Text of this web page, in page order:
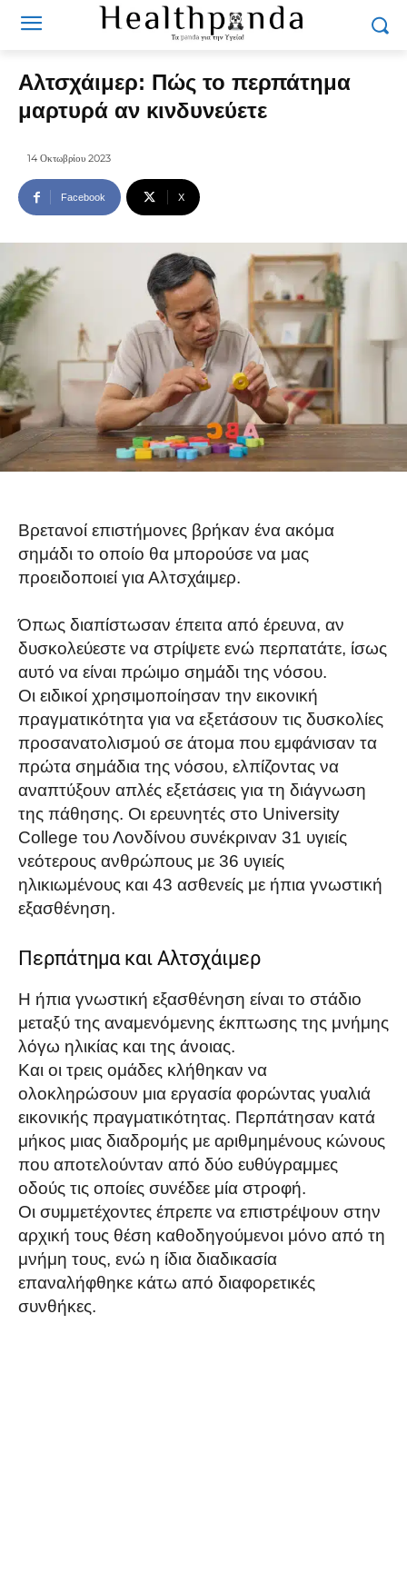
Αλτσχάιμερ: Πώς το περπάτημα
μαρτυρά αν κινδυνεύετε
14 Οκτωβρίου 2023
Facebook X
Βρετανοί επιστήμονες βρήκαν ένα ακόμα
σημάδι το οποίο θα μπορούσε να μας
προειδοποιεί για Αλτσχάιμερ.
Όπως διαπίστωσαν έπειτα από έρευνα, αν
δυσκολεύεστε να στρίψετε ενώ περπατάτε, ίσως
αυτό να είναι πρώιμο σημάδι της νόσου.
Οι ειδικοί χρησιμοποίησαν την εικονική
πραγματικότητα για να εξετάσουν τις δυσκολίες
προσανατολισμού σε άτομα που εμφάνισαν τα
πρώτα σημάδια της νόσου, ελπίζοντας να
αναπτύξουν απλές εξετάσεις για τη διάγνωση
της πάθησης. Οι ερευνητές στο University
College του Λονδίνου συνέκριναν 31 υγιείς
νεότερους ανθρώπους με 36 υγιείς
ηλικιωμένους και 43 ασθενείς με ήπια γνωστική
εξασθένηση.
Περπάτημα και Αλτσχάιμερ
Η ήπια γνωστική εξασθένηση είναι το στάδιο
μεταξύ της αναμενόμενης έκπτωσης της μνήμης
λόγω ηλικίας και της άνοιας.
Και οι τρεις ομάδες κλήθηκαν να
ολοκληρώσουν μια εργασία φορώντας γυαλιά
εικονικής πραγματικότητας. Περπάτησαν κατά
μήκος μιας διαδρομής με αριθμημένους κώνους
που αποτελούνταν από δύο ευθύγραμμες
οδούς τις οποίες συνέδεε μία στροφή.
Οι συμμετέχοντες έπρεπε να επιστρέψουν στην
αρχική τους θέση καθοδηγούμενοι μόνο από τη
μνήμη τους, ενώ η ίδια διαδικασία
επαναλήφθηκε κάτω από διαφορετικές
συνθήκες.